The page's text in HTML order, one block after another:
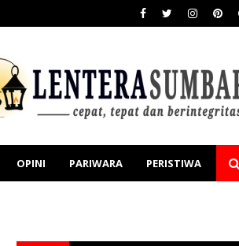
OPINI PARIWARA PERISTIWA